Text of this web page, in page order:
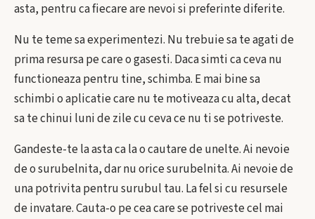
asta, pentru ca fiecare are nevoi si preferinte diferite.
Nu te teme sa experimentezi. Nu trebuie sa te agati de
prima resursa pe care o gasesti. Daca simti ca ceva nu
functioneaza pentru tine, schimba. E mai bine sa
schimbi o aplicatie care nu te motiveaza cu alta, decat
sa te chinui luni de zile cu ceva ce nu ti se potriveste.
Gandeste-te la asta ca la o cautare de unelte. Ai nevoie
de o surubelnita, dar nu orice surubelnita. Ai nevoie de
una potrivita pentru surubul tau. La fel si cu resursele
de invatare. Cauta-o pe cea care se potriveste cel mai